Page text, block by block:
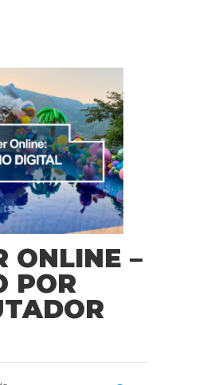
ONLINE –
POR